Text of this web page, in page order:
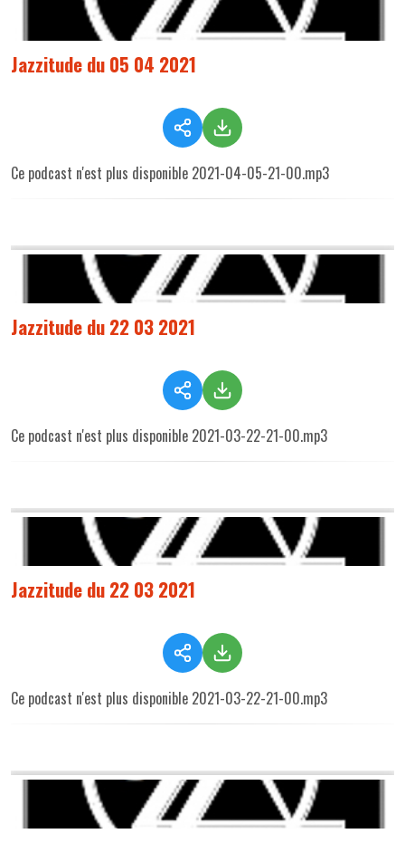
Jazzitude du 05 04 2021
Ce podcast n'est plus disponible 2021-04-05-21-00.mp3
Jazzitude du 22 03 2021
Ce podcast n'est plus disponible 2021-03-22-21-00.mp3
Jazzitude du 22 03 2021
Ce podcast n'est plus disponible 2021-03-22-21-00.mp3